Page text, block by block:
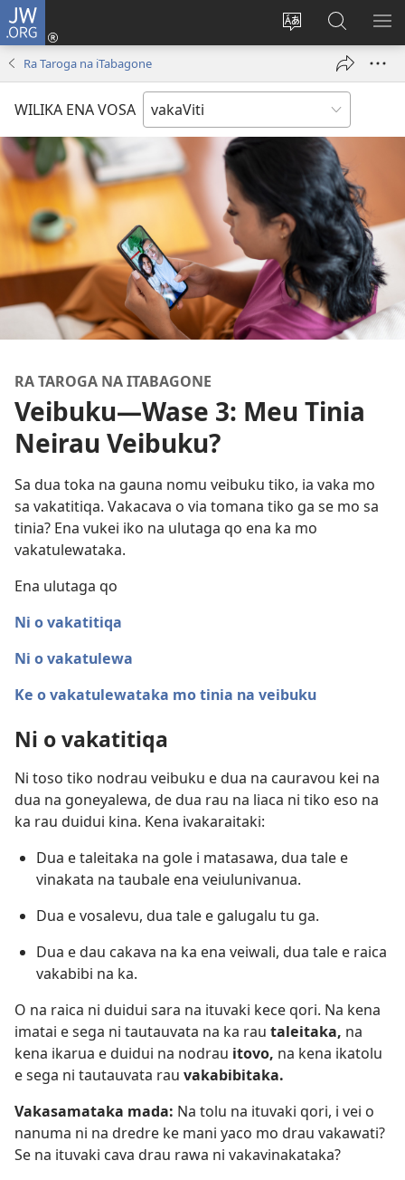
JW.ORG
Veisautaka
Dolava
(opens
Vaqara
ena
JW.ORG
Ra Taroga na iTabagone
WILIKA ENA VOSA
RA TAROGA NA ITABAGONE
Veibuku​—⁠Wase 3: Meu Tinia
Neirau Veibuku?
Sa dua toka na gauna nomu veibuku tiko, ia vaka mo
sa vakatitiqa. Vakacava o via tomana tiko ga se mo sa
tinia? Ena vukei iko na ulutaga qo ena ka mo
vakatulewataka.
Ena ulutaga qo
Ni o vakatitiqa
Ni o vakatulewa
Ke o vakatulewataka mo tinia na veibuku
Ni o vakatitiqa
Ni toso tiko nodrau veibuku e dua na cauravou kei na
dua na goneyalewa, de dua rau na liaca ni tiko eso na
ka rau duidui kina. Kena ivakaraitaki:
Dua e taleitaka na gole i matasawa, dua tale e
vinakata na taubale ena veiulunivanua.
Dua e vosalevu, dua tale e galugalu tu ga.
Dua e dau cakava na ka ena veiwali, dua tale e raica
vakabibi na ka.
O na raica ni duidui sara na ituvaki kece qori. Na kena
imatai e sega ni tautauvata na ka rau taleitaka, na
kena ikarua e duidui na nodrau itovo, na kena ikatolu
e sega ni tautauvata rau vakabibitaka.
Vakasamataka mada: Na tolu na ituvaki qori, i vei o
nanuma ni na dredre ke mani yaco mo drau vakawati?
Se na ituvaki cava drau rawa ni vakavinakataka?